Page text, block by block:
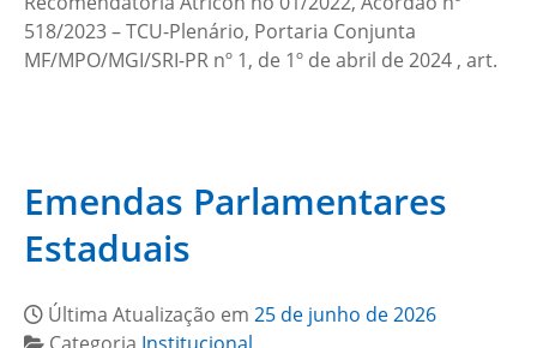
518/2023 – TCU-Plenário, Portaria Conjunta
MF/MPO/MGI/SRI-PR nº 1, de 1º de abril de 2024 , art.
Emendas Parlamentares
Estaduais
Última Atualização em 25 de junho de 2026